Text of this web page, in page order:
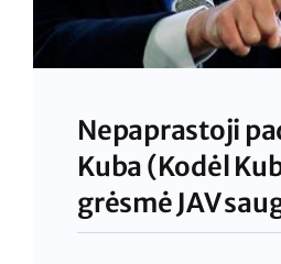
Nepaprastoji
Kuba (Kodėl
grėsmė JAV